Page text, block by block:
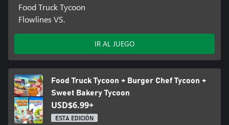
Food Truck Tycoon
Flowlines VS.
IR AL JUEGO
Food Truck Tycoon + Burger Chef Tycoon +
Sweet Bakery Tycoon
USD$6.99+
ESTA EDICIÓN